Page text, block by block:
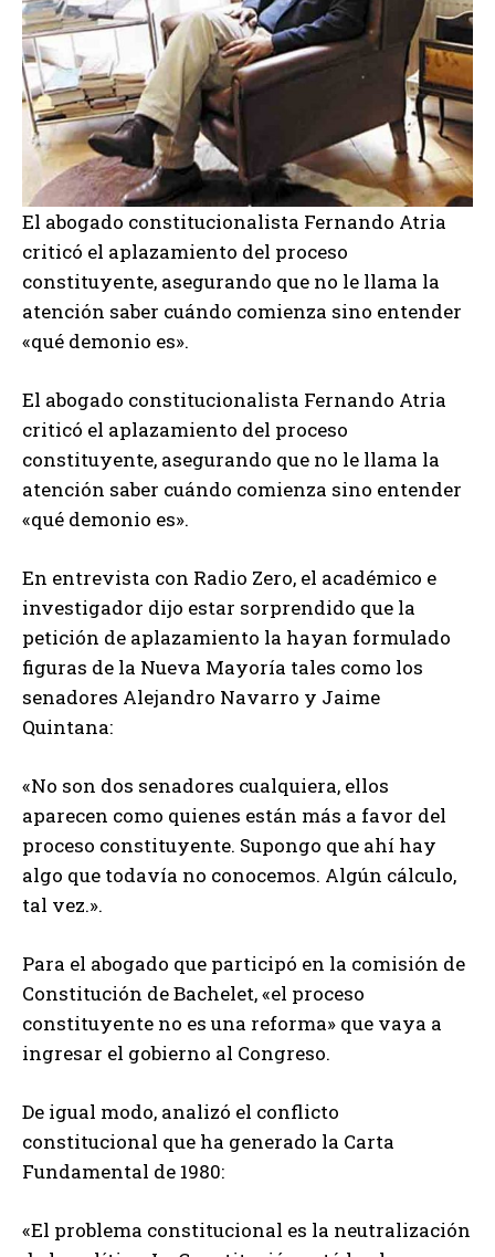
El abogado constitucionalista Fernando Atria
criticó el aplazamiento del proceso
constituyente, asegurando que no le llama la
atención saber cuándo comienza sino entender
«qué demonio es».
El abogado constitucionalista Fernando Atria
criticó el aplazamiento del proceso
constituyente, asegurando que no le llama la
atención saber cuándo comienza sino entender
«qué demonio es».
En entrevista con Radio Zero, el académico e
investigador dijo estar sorprendido que la
petición de aplazamiento la hayan formulado
figuras de la Nueva Mayoría tales como los
senadores Alejandro Navarro y Jaime
Quintana:
«No son dos senadores cualquiera, ellos
aparecen como quienes están más a favor del
proceso constituyente. Supongo que ahí hay
algo que todavía no conocemos. Algún cálculo,
tal vez.».
Para el abogado que participó en la comisión de
Constitución de Bachelet, «el proceso
constituyente no es una reforma» que vaya a
ingresar el gobierno al Congreso.
De igual modo, analizó el conflicto
constitucional que ha generado la Carta
Fundamental de 1980:
«El problema constitucional es la neutralización